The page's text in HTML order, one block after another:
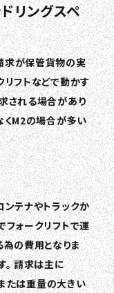
リングスペ
求が保管貨物の実
リフトなどで動かす
される場合があり
くM2の場合が多い
ンテナやトラックか
フォークリフトで運
為の費用となりま
。 請求は主に
たは重量の大きい